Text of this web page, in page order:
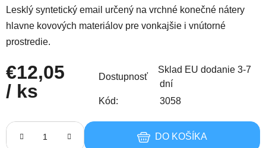
Lesklý syntetický email určený na vrchné konečné nátery
hlavne kovových materiálov pre vonkajšie i vnútorné
prostredie.
€12,05
/ ks
Dostupnosť
Sklad EU dodanie 3-7
dní
Kód:
3058
DO KOŠÍKA